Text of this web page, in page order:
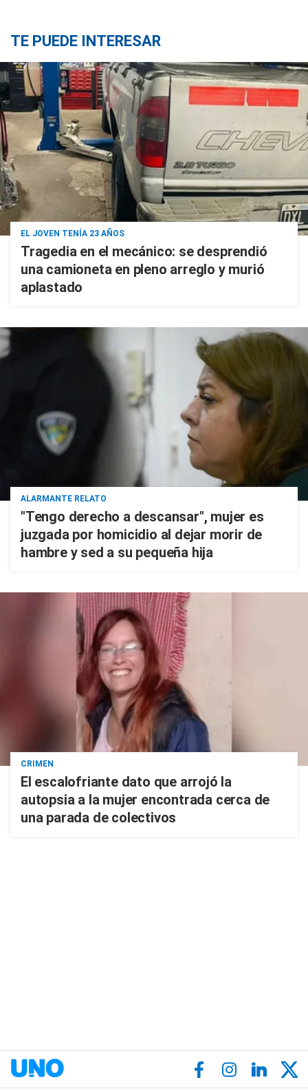
TE PUEDE INTERESAR
EL JOVEN TENÍA 23 AÑOS
Tragedia en el mecánico: se desprendió
una camioneta en pleno arreglo y murió
aplastado
ALARMANTE RELATO
"Tengo derecho a descansar", mujer es
juzgada por homicidio al dejar morir de
hambre y sed a su pequeña hija
CRIMEN
El escalofriante dato que arrojó la
autopsia a la mujer encontrada cerca de
una parada de colectivos